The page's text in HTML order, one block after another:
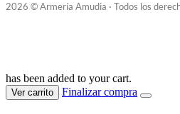
2026 © Armería Amudia · Todos los
has been added to your cart.
Ver carrito Finalizar compra